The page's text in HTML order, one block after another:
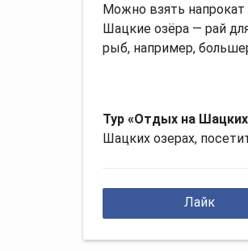
Можно взять напрокат
Шацкие озёра — рай
рыб, например,
Тур «Отдых на Шацких
Шацких озерах,
Лайк